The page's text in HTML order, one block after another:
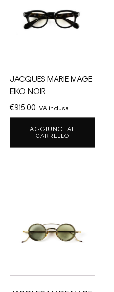
JACQUES MARIE MAGE
EIKO NOIR
€915.00 IVA inclusa
AGGIUNGI AL
CARRELLO